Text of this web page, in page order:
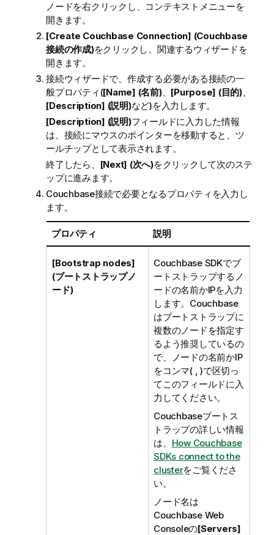
ノードを右クリックし、コンテキストメニューを
開きます。
[Create Couchbase Connection] (Couchbase
接続の作成)をクリックし、関連するウィザードを
開きます。
接続ウィザードで、作成する必要がある接続の一
般プロパティ([Name] (名前)、 [Purpose] (目的)、
[Description] (説明)など)を入力します。
[Description] (説明)フィールドに入力した情報
は、接続にマウスのポインターを移動すると、ツ
ールチップとして表示されます。
終了したら、 [Next] (次へ)をクリックして次のステ
ップに進みます。
Couchbase接続で必要となるプロパティを入力し
ます。
プロパティ 説明
[Bootstrap nodes]
(ブートストラップノ
ード)
Couchbase SDKでブ
ートストラップするノ
ードの名前かIPを入力
します。Couchbase
はブートストラップに
複数のノードを指定す
るよう推奨しているの
で、ノードの名前かIP
をコンマ( , )で区切っ
てこのフィールドに入
力してください。
Couchbaseブートス
トラップの詳しい情報
は、 How Couchbase
SDKs connect to the
clusterをご覧くださ
い。
ノード名は
Couchbase Web
Consoleの[Servers]